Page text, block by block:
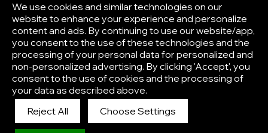
We use cookies and similar technologies on our
website to enhance your experience and personalize
content and ads. By continuing to use our website/app,
you consent to the use of these technologies and the
processing of your personal data for personalized and
non-personalized advertising. By clicking 'Accept', you
consent to the use of cookies and the processing of
your data as described above.
Reject All
Choose Settings